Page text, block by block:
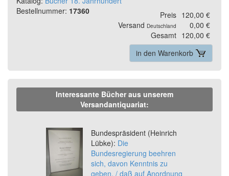
Bestellnummer: 17360 Preis 120,00 €
Versand Deutschland
0,00 €
Gesamt 120,00 €
in den Warenkorb
Interessante Bücher aus unserem
Versandantiquariat:
Bundespräsident (Heinrich
Lübke): Die
Bundesregierung beehren
sich, davon Kenntnis zu
geben, / daß auf Anordnung
Previous